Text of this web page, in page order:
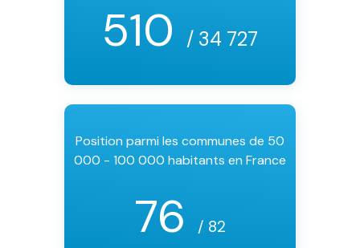
510 / 34 727
Position parmi les communes de 50
000 - 100 000 habitants en France
76 / 82